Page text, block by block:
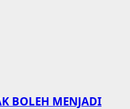
BOLEH MENJADI